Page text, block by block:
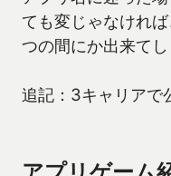
ても変じゃなけれ
つの間にか出来てし
追記：3キャリアで